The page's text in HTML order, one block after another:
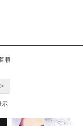
順
示